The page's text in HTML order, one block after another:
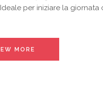
per iniziare la giornata
MORE